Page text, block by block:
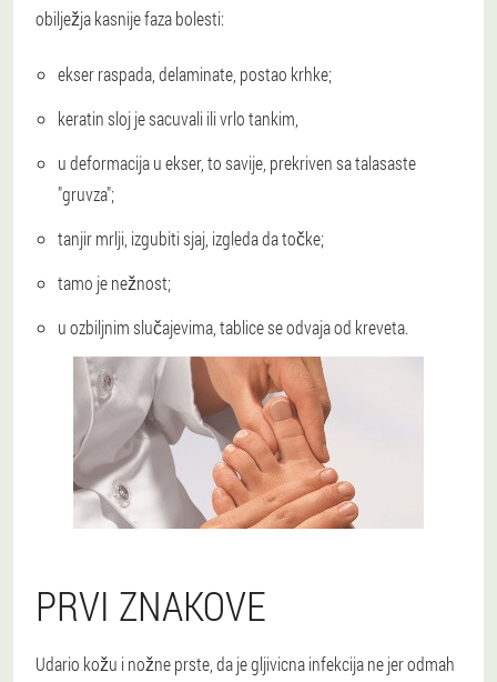
obilježja kasnije faza bolesti:
ekser raspada, delaminate, postao krhke;
keratin sloj je sacuvali ili vrlo tankim,
u deformacija u ekser, to savije, prekriven sa talasaste
"gruvza";
tanjir mrlji, izgubiti sjaj, izgleda da točke;
tamo je nežnost;
u ozbiljnim slučajevima, tablice se odvaja od kreveta.
PRVI ZNAKOVE
Udario kožu i nožne prste, da je gljivicna infekcija ne jer odmah